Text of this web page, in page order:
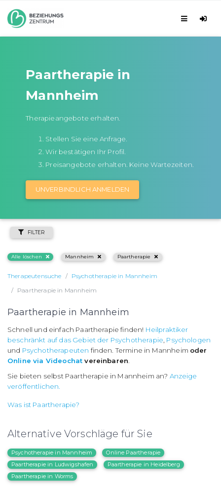
Paartherapie in
Mannheim
Therapieangebote erhalten.
Stellen Sie eine Anfrage.
Wir bestätigen Ihr Profil.
Preisangebote erhalten. Keine Wartezeiten.
UNVERBINDLICH ANMELDEN
FILTER
Alle löschen Mannheim Paartherapie
Therapeutensuche
Psychotherapie in Mannheim
Paartherapie in Mannheim
Paartherapie in Mannheim
Schnell und einfach Paartherapie finden! Heilpraktiker
beschränkt auf das Gebiet der Psychotherapie Psychologen
und Psychotherapeuten finden. Termine in Mannheim oder
Online via Videochat vereinbaren
Sie bieten selbst Paartherapie in Mannheim an? Anzeige
veröffentlichen.
Was ist Paartherapie?
Alternative Vorschläge für Sie
Psychotherapie in Mannheim
Online Paartherapie
Paartherapie in Ludwigshafen
Paartherapie in Heidelberg
Paartherapie in Worms